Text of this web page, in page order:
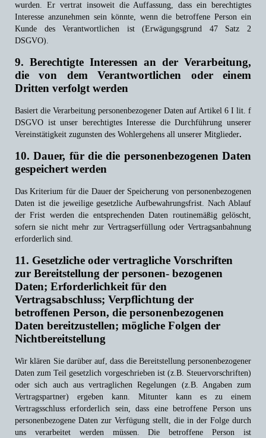
wurden. Er vertrat insoweit die Auffassung, dass ein berechtigtes
Interesse anzunehmen sein könnte, wenn die betroffene Person ein
Kunde des Verantwortlichen ist (Erwägungsgrund 47 Satz 2
DSGVO).
9. Berechtigte Interessen an der Verarbeitung,
die von dem Verantwortlichen oder einem
Dritten verfolgt werden
Basiert die Verarbeitung personenbezogener Daten auf Artikel 6 I lit. f
DSGVO ist unser berechtigtes Interesse die Durchführung unserer
Vereinstätigkeit zugunsten des Wohlergehens all unserer Mitglieder.
10. Dauer, für die die personenbezogenen Daten
gespeichert werden
Das Kriterium für die Dauer der Speicherung von personenbezogenen
Daten ist die jeweilige gesetzliche Aufbewahrungsfrist. Nach Ablauf
der Frist werden die entsprechenden Daten routinemäßig gelöscht,
sofern sie nicht mehr zur Vertragserfüllung oder Vertragsanbahnung
erforderlich sind.
11. Gesetzliche oder vertragliche Vorschriften
zur Bereitstellung der personen- bezogenen
Daten; Erforderlichkeit für den
Vertragsabschluss; Verpflichtung der
betroffenen Person, die personenbezogenen
Daten bereitzustellen; mögliche Folgen der
Nichtbereitstellung
Wir klären Sie darüber auf, dass die Bereitstellung personenbezogener
Daten zum Teil gesetzlich vorgeschrieben ist (z.B. Steuervorschriften)
oder sich auch aus vertraglichen Regelungen (z.B. Angaben zum
Vertragspartner) ergeben kann. Mitunter kann es zu einem
Vertragsschluss erforderlich sein, dass eine betroffene Person uns
personenbezogene Daten zur Verfügung stellt, die in der Folge durch
uns verarbeitet werden müssen. Die betroffene Person ist